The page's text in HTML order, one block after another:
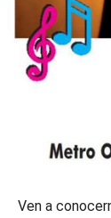
Ven a